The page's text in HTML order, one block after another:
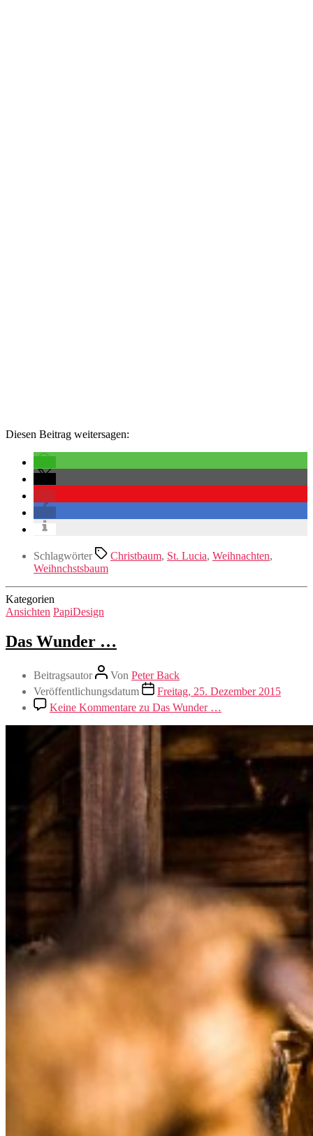
Diesen Beitrag weitersagen:
Schlagwörter Christbaum, St. Lucia, Weihnachten,
Weihnchstsbaum
Kategorien
Ansichten PapiDesign
Das Wunder …
Beitragsautor Von Peter Back
Veröffentlichungsdatum
Freitag, 25. Dezember 2015
Keine Kommentare zu Das Wunder …